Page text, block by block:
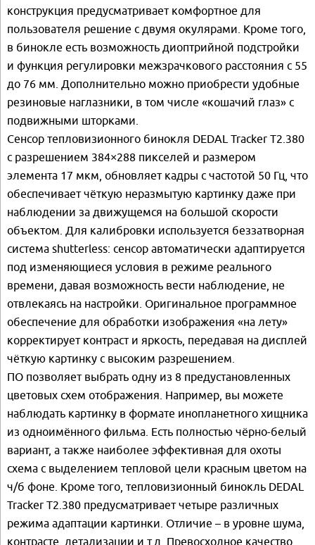
конструкция предусматривает комфортное для
пользователя решение с двумя окулярами. Кроме того,
в бинокле есть возможность диоптрийной подстройки
и функция регулировки межзрачкового расстояния с 55
до 76 мм. Дополнительно можно приобрести удобные
резиновые наглазники, в том числе «кошачий глаз» с
подвижными шторками.
Сенсор тепловизионного бинокля DEDAL Tracker Т2.380
с разрешением 384×288 пикселей и размером
элемента 17 мкм, обновляет кадры с частотой 50 Гц, что
обеспечивает чёткую неразмытую картинку даже при
наблюдении за движущемся на большой скорости
объектом. Для калибровки используется беззатворная
система shutterless: сенсор автоматически адаптируется
под изменяющиеся условия в режиме реального
времени, давая возможность вести наблюдение, не
отвлекаясь на настройки. Оригинальное программное
обеспечение для обработки изображения «на лету»
корректирует контраст и яркость, передавая на дисплей
чёткую картинку с высоким разрешением.
ПО позволяет выбрать одну из 8 предустановленных
цветовых схем отображения. Например, вы можете
наблюдать картинку в формате инопланетного хищника
из одноимённого фильма. Есть полностью чёрно-белый
вариант, а также наиболее эффективная для охоты
схема с выделением тепловой цели красным цветом на
ч/б фоне. Кроме того, тепловизионный бинокль DEDAL
Tracker Т2.380 предусматривает четыре различных
режима адаптации картинки. Отличие – в уровне шума,
контрасте, детализации и т.д. Превосходное качество